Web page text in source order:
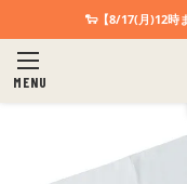
🐑【8/17(月)12時
MENU